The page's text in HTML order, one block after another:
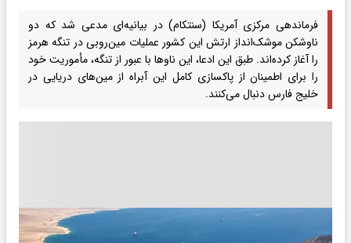
فرماندهی مرکزی آمریکا (سنتکام) در بیانیه‌ای مدعی شد که دو
ناوشکن موشک‌انداز ارتش این کشور عملیات مین‌روبی در تنگه هرمز
را آغاز کرده‌اند. طبق این ادعا، این ناوها با عبور از تنگه، مأموریت خود
را برای اطمینان از پاکسازی کامل این آبراه از مین‌های دریایی در
خلیج فارس دنبال می‌کنند.